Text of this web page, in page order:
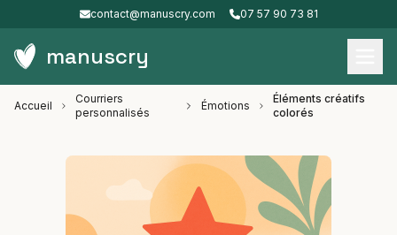
contact@manuscry.com 07 57 90 73 81
manuscry
Accueil
Courriers
personnalisés
Émotions
Éléments créatifs
colorés